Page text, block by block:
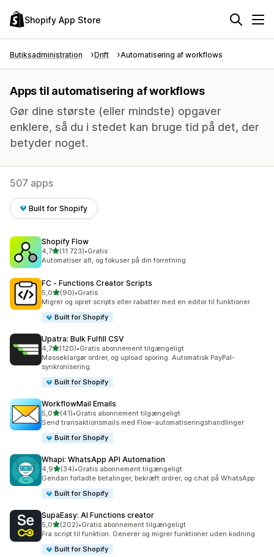
Shopify App Store
Butiksadministration Drift Automatisering af workflows
Apps til automatisering af workflows
Gør dine største (eller mindste) opgaver
enklere, så du i stedet kan bruge tid på det, der
betyder noget.
507 apps
Built for Shopify
Shopify Flow
4,7ud af 5 stjerner
(11.723)
11723 anmeldelser i alt
•Gratis
Automatiser alt, og fokuser på din forretning
FC ‑ Functions Creator Scripts
5,0ud af 5 stjerner
(90)
90 anmeldelser i alt
•Gratis
Migrer og opret scripts eller rabatter med en editor til funktioner
Built for Shopify
Upatra: Bulk Fulfill CSV
4,7ud af 5 stjerner
(120)
120 anmeldelser i alt
•Gratis abonnement tilgængeligt
Masseklargør ordrer, og upload sporing. Automatisk PayPal-
synkronisering.
Built for Shopify
WorkflowMail Emails
5,0ud af 5 stjerner
(41)
41 anmeldelser i alt
•Gratis abonnement tilgængeligt
Send transaktionsmails med Flow-automatiseringshandlinger
Built for Shopify
Whapi: WhatsApp API Automation
4,9ud af 5 stjerner
(34)
34 anmeldelser i alt
•Gratis abonnement tilgængeligt
Gendan forladte betalinger, bekræft ordrer, og chat på WhatsApp
Built for Shopify
SupaEasy: AI Functions creator
5,0ud af 5 stjerner
(202)
202 anmeldelser i alt
•Gratis abonnement tilgængeligt
Fra script til funktion: Generer og migrer funktioner uden kodning
Built for Shopify